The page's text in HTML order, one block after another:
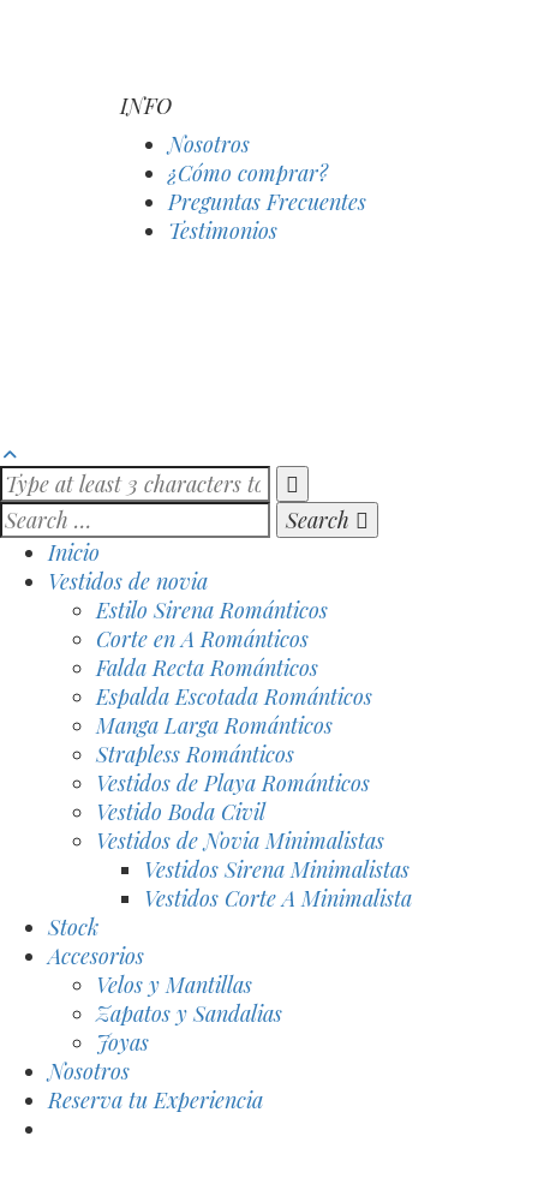
INFO
Nosotros
¿Cómo comprar?
Preguntas Frecuentes
Testimonios
Search
Inicio
Vestidos de novia
Estilo Sirena Románticos
Corte en A Románticos
Falda Recta Románticos
Espalda Escotada Románticos
Manga Larga Románticos
Strapless Románticos
Vestidos de Playa Románticos
Vestido Boda Civil
Vestidos de Novia Minimalistas
Vestidos Sirena Minimalistas
Vestidos Corte A Minimalista
Stock
Accesorios
Velos y Mantillas
Zapatos y Sandalias
Joyas
Nosotros
Reserva tu Experiencia